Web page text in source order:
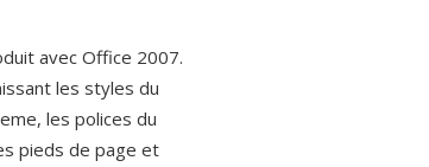
avec Office 2007.
les styles du
les polices du
pieds de page et